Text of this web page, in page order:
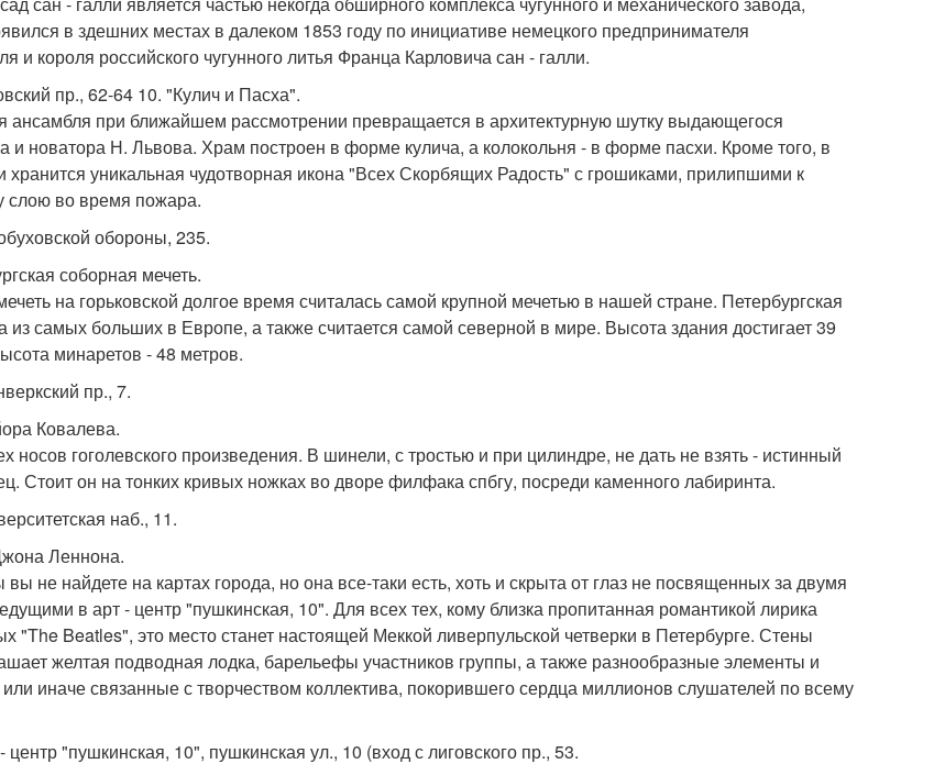
в здешних местах в далеком 1853 году по инициативе немецкого предпринимателя
и короля российского чугунного литья Франца Карловича сан - галли.
пр., 62-64 10. "Кулич и Пасха".
ансамбля при ближайшем рассмотрении превращается в архитектурную шутку выдающегося
и новатора Н. Львова. Храм построен в форме кулича, а колокольня - в форме пасхи. Кроме того, в
хранится уникальная чудотворная икона "Всех Скорбящих Радость" с грошиками, прилипшими к
слою во время пожара.
обороны, 235.
соборная мечеть.
на горьковской долгое время считалась самой крупной мечетью в нашей стране. Петербургская
из самых больших в Европе, а также считается самой северной в мире. Высота здания достигает 39
минаретов - 48 метров.
пр., 7.
Ковалева.
носов гоголевского произведения. В шинели, с тростью и при цилиндре, не дать не взять - истинный
Стоит он на тонких кривых ножках во дворе филфака спбгу, посреди каменного лабиринта.
наб., 11.
Леннона.
не найдете на картах города, но она все-таки есть, хоть и скрыта от глаз не посвященных за двумя
в арт - центр "пушкинская, 10". Для всех тех, кому близка пропитанная романтикой лирика
"The Beatles", это место станет настоящей Меккой ливерпульской четверки в Петербурге. Стены
желтая подводная лодка, барельефы участников группы, а также разнообразные элементы и
или иначе связанные с творчеством коллектива, покорившего сердца миллионов слушателей по всему
центр "пушкинская, 10", пушкинская ул., 10 (вход с лиговского пр., 53.